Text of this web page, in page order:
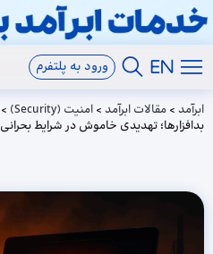
ورود به پلتفرم
ابرآمد > مقالات ابرآمد > امنیت (Security)
>
بدافزارها؛ تهدیدی خاموش در شرایط بحرانی